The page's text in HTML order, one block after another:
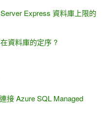
Express 資料庫上限的
資料庫的定序 ?
接 Azure SQL Managed